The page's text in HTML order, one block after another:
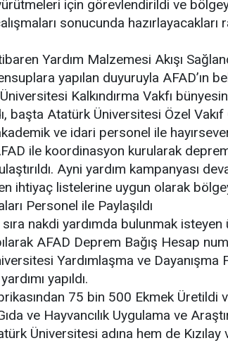
için görevlendirildi ve
sonucunda hazırlayacakları
Yardım Malzemesi Akışı
yapılan duyuruyla AFAD’ın
Kalkındırma Vakfı
başta Atatürk Üniversitesi Özel
ve idari personel ile
ile koordinasyon kurularak
Ayni yardım kampanyası
ihtiyaç listelerine uygun olarak
Personel ile Paylaşıldı
sıra nakdi yardımda bulunmak
AFAD Deprem Bağış Hesap
Yardımlaşma ve
yapıldı.
75 bin 500 Ekmek Üretildi
ve Hayvancılık Uygulama ve
Üniversitesi adına hem de